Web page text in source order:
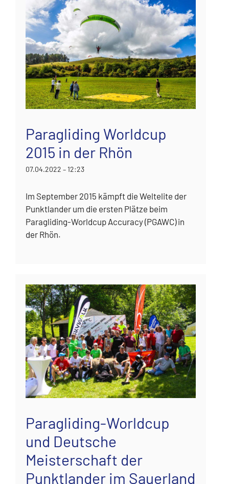
Paragliding Worldcup
2015 in der Rhön
07.04.2022 – 12:23
Im September 2015 kämpft die Weltelite der
Punktlander um die ersten Plätze beim
Paragliding-Worldcup Accuracy (PGAWC) in
der Rhön.
Paragliding-Worldcup
und Deutsche
Meisterschaft der
Punktlander im Sauerland